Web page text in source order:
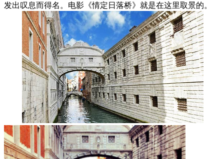
发出叹息而得名。电影《情定日落桥》就是在这里取景的。